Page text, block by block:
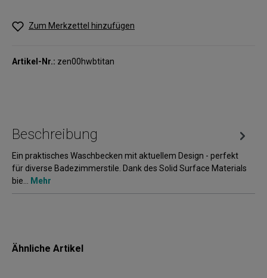
Zum Merkzettel hinzufügen
Artikel-Nr.: zen00hwbtitan
Beschreibung
Ein praktisches Waschbecken mit aktuellem Design - perfekt
für diverse Badezimmerstile. Dank des Solid Surface Materials
bie… Mehr
Ähnliche Artikel